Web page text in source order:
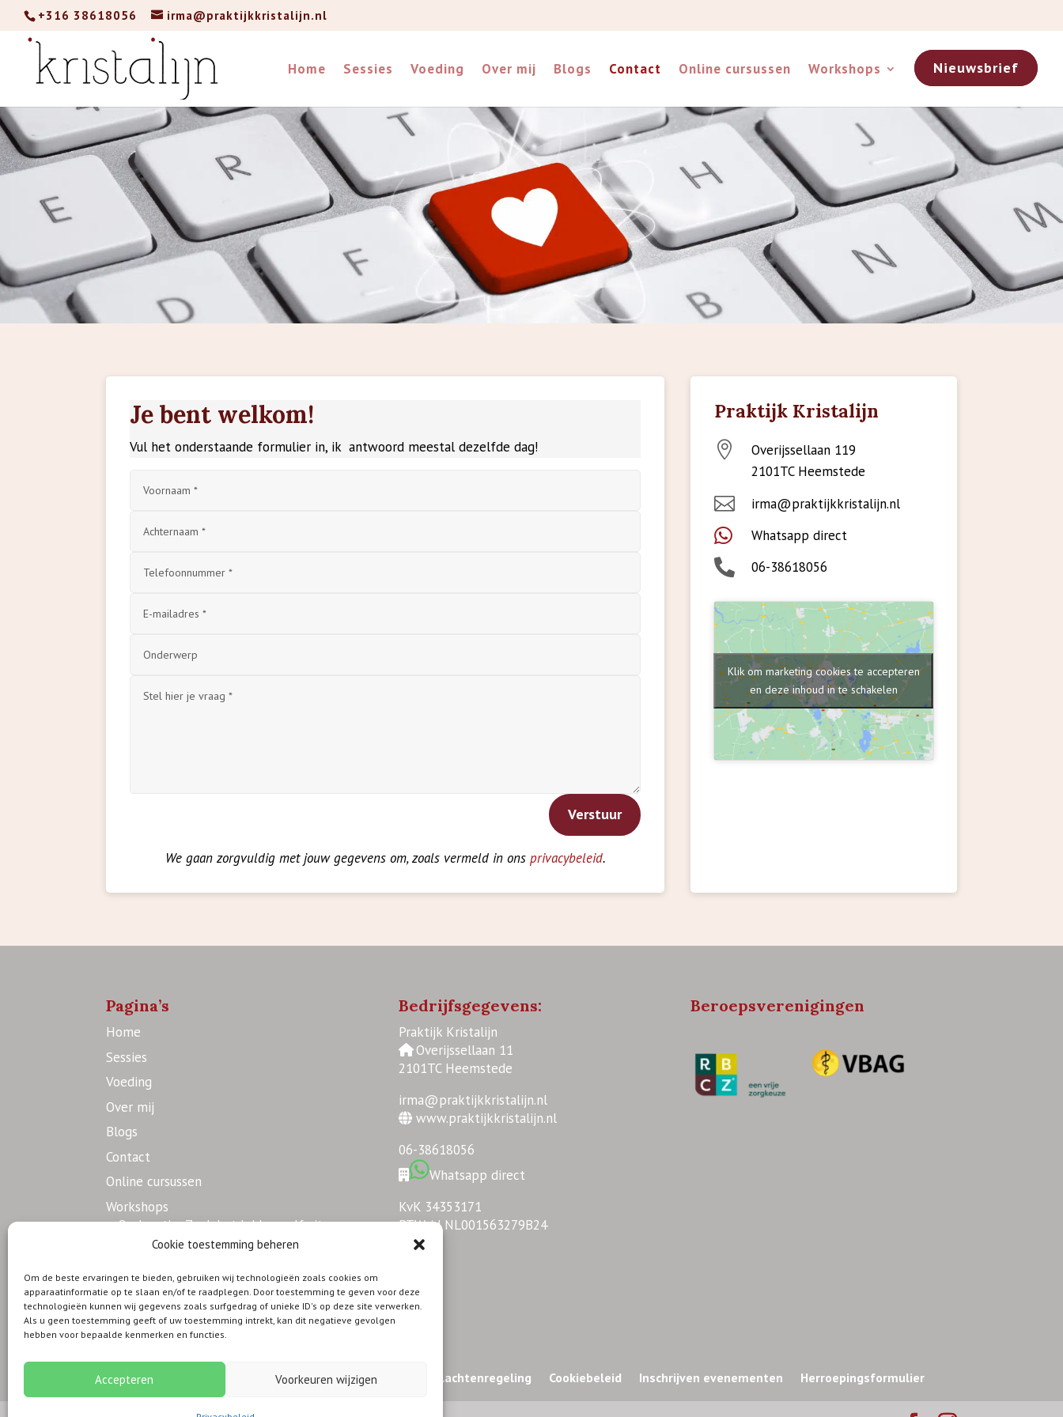
Cookie toestemming beheren
Om de beste ervaringen te bieden, gebruiken wij technologieën zoals cookies om
apparaatinformatie op te slaan en/of te raadplegen. Door toestemming te geven voor deze
technologieën kunnen wij gegevens zoals surfgedrag of unieke ID's op deze site verwerken.
Als u geen toestemming geeft of uw toestemming intrekt, kan dit negatieve gevolgen
hebben voor bepaalde kenmerken en functies.
Accepteren Voorkeuren wijzigen
+316 38618056 irma@praktijkkristalijn.nl
Home Sessies Voeding Over mij Blogs Contact Online cursussen Workshops Nieuwsbrief
Je bent welkom!
Vul het onderstaande formulier in, ik antwoord meestal dezelfde dag!
Verstuur
We gaan zorgvuldig met jouw gegevens om, zoals vermeld in ons privacybeleid.
Praktijk Kristalijn

Overijssellaan 119
2101TC Heemstede
 irma@praktijkkristalijn.nl
 Whatsapp direct
 06-38618056
Klik om marketing cookies te accepteren
en deze inhoud in te schakelen
Pagina’s
Home
Sessies
Voeding
Over mij
Blogs
Contact
Online cursussen
Workshops
Op locatie: Zoek het lekker zelf uit
Op locatie: Jammie
Nieuwsbrief
Bedrijfsgegevens:
Praktijk Kristalijn
Overijssellaan 11
2101TC Heemstede
irma@praktijkkristalijn.nl
www.praktijkkristalijn.nl
06-38618056
Whatsapp direct
KvK 34353171
BTW-id NL001563279B24
Beroepsverenigingen
Privacybeleid Algemene voorwaarden Disclaimer Klachtenregeling Cookiebeleid Inschrijven evenementen Herroepingsformulier